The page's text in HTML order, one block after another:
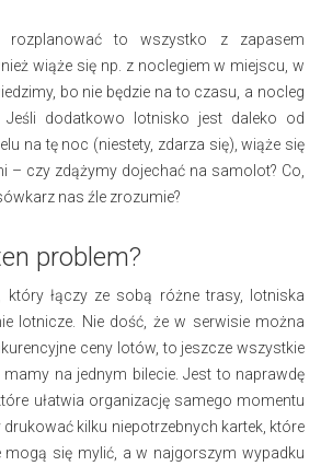
rozplanować to wszystko z zapasem
wiąże się np. z noclegiem w miejscu, w
bo nie będzie na to czasu, a nocleg
dodatkowo lotnisko jest daleko od
na tę noc (niestety, zdarza się), wiąże się
– czy zdążymy dojechać na samolot? Co,
nas źle zrozumie?
problem?
który łączy ze sobą różne trasy, lotniska
lotnicze. Nie dość, że w serwisie można
ceny lotów, to jeszcze wszystkie
mamy na jednym bilecie. Jest to naprawdę
ułatwia organizację samego momentu
kilku niepotrzebnych kartek, które
mogą się mylić, a w najgorszym wypadku